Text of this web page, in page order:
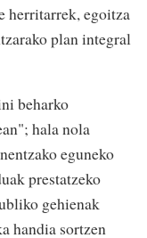
herritarrek, egoitza
plan integral
beharko
hala nola
eguneko
prestatzeko
gehienak
handia sortzen